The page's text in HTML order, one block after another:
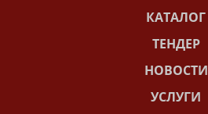
КАТАЛОГ
ТЕНДЕР
НОВОСТИ
УСЛУГИ